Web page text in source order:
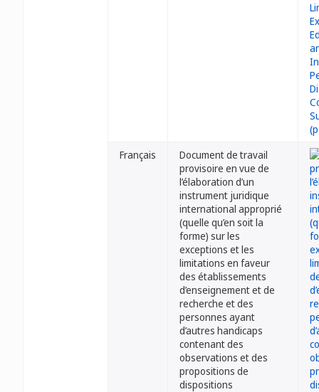
Français
Document de travail
provisoire en vue de
l’élaboration d’un
instrument juridique
international approprié
(quelle qu’en soit la
forme) sur les
exceptions et les
limitations en faveur
des établissements
d’enseignement et de
recherche et des
personnes ayant
d’autres handicaps
contenant des
observations et des
propositions de
dispositions